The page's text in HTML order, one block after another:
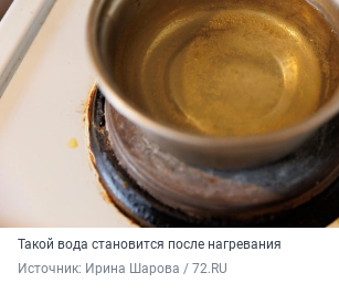
Такой вода становится после нагревания
Источник: Ирина Шарова / 72.RU